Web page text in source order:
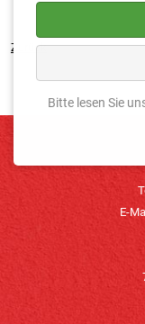
Zurück
E-
Bitte lesen Sie